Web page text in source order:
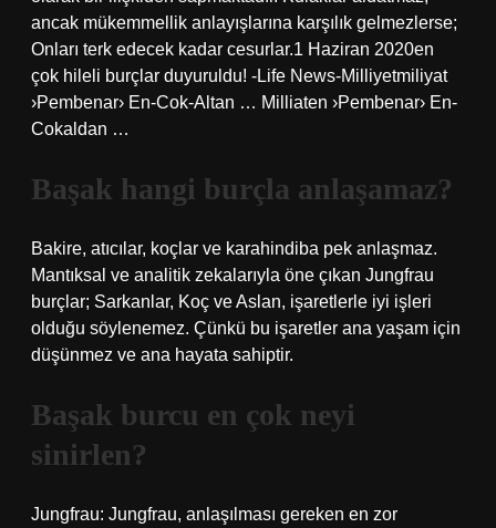
ancak mükemmellik anlayışlarına karşılık gelmezlerse;
Onları terk edecek kadar cesurlar.1 Haziran 2020en
çok hileli burçlar duyuruldu! -Life News-Milliyetmiliyat
›Pembenar› En-Cok-Altan … Milliaten ›Pembenar› En-
Cokaldan …
Başak hangi burçla anlaşamaz?
Bakire, atıcılar, koçlar ve karahindiba pek anlaşmaz.
Mantıksal ve analitik zekalarıyla öne çıkan Jungfrau
burçlar; Sarkanlar, Koç ve Aslan, işaretlerle iyi işleri
olduğu söylenemez. Çünkü bu işaretler ana yaşam için
düşünmez ve ana hayata sahiptir.
Başak burcu en çok neyi
sinirlen?
Jungfrau: Jungfrau, anlaşılması gereken en zor